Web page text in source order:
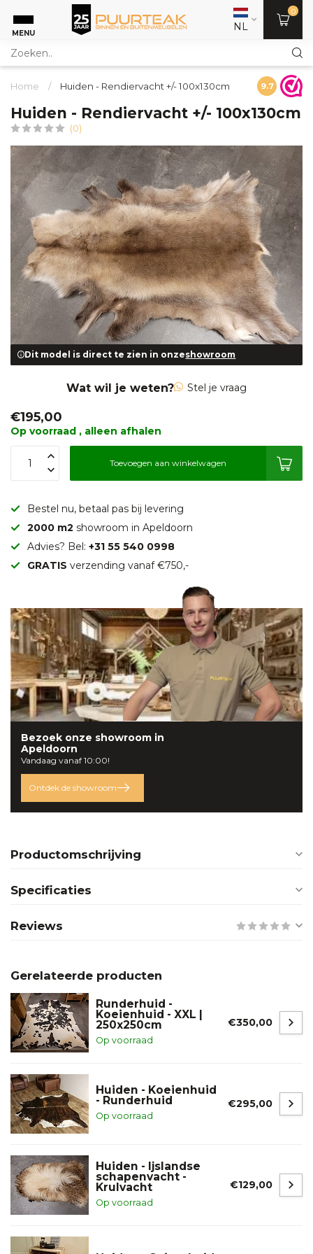
MENU NL
0
Home / Huiden - Rendiervacht +/- 100x130cm 9.7
Huiden - Rendiervacht +/- 100x130cm
(0)
Dit model is direct te zien in onzeshowroom
Wat wil je weten? Stel je vraag
€195,00
Op voorraad , alleen afhalen
Toevoegen aan winkelwagen
Bestel nu, betaal pas bij levering
2000 m2 showroom in Apeldoorn
Advies? Bel: +31 55 540 0998
GRATIS verzending vanaf €750,-
Bezoek onze showroom in
Apeldoorn
Vandaag vanaf 10:00!
Ontdek de showroom
Productomschrijving
Specificaties
Reviews
Gerelateerde producten
Runderhuid -
Koeienhuid - XXL |
250x250cm
Op voorraad
€350,00
Huiden - Koeienhuid
- Runderhuid
Op voorraad
€295,00
Huiden - Ijslandse
schapenvacht -
Krulvacht
Op voorraad
€129,00